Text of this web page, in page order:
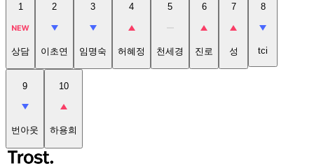
1
상담
2
이초연
3
임명숙
4
허혜정
5
천세경
6
진로
7
성
8
tci
9
번아웃
10
하용희